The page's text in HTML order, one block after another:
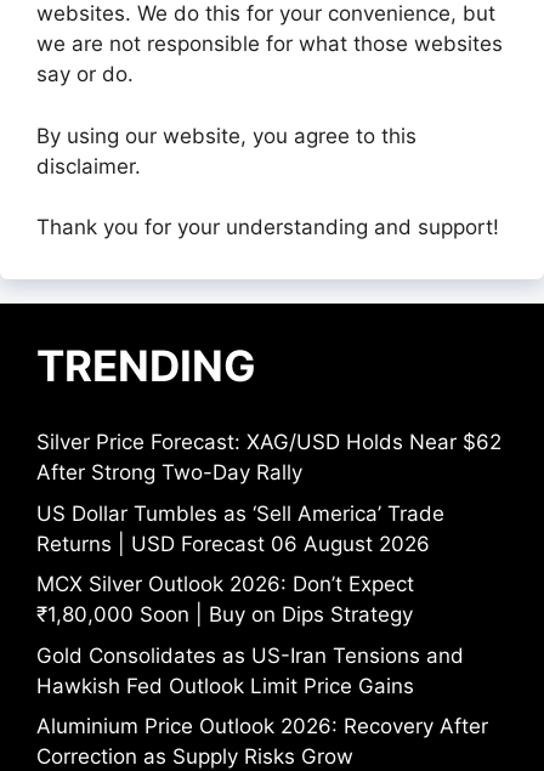
websites. We do this for your convenience, but
we are not responsible for what those websites
say or do.
By using our website, you agree to this
disclaimer.
Thank you for your understanding and support!
TRENDING
Silver Price Forecast: XAG/USD Holds Near $62
After Strong Two-Day Rally
US Dollar Tumbles as ‘Sell America’ Trade
Returns | USD Forecast 06 August 2026
MCX Silver Outlook 2026: Don’t Expect
₹1,80,000 Soon | Buy on Dips Strategy
Gold Consolidates as US-Iran Tensions and
Hawkish Fed Outlook Limit Price Gains
Aluminium Price Outlook 2026: Recovery After
Correction as Supply Risks Grow